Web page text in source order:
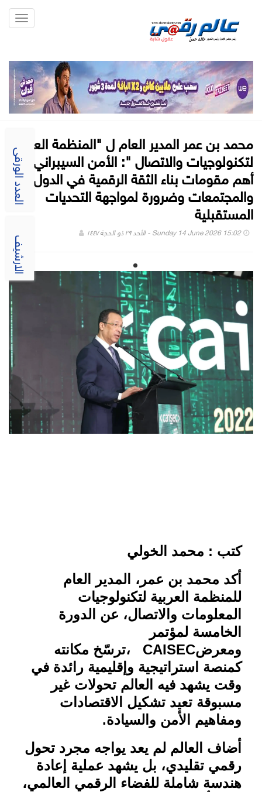
العدد الورقى
الارشيف
محمد بن عمر المدير العام ل "المنظمة العربية
لتكنولوجيات والاتصال ": الأمن السيبراني أحد
أهم مقومات بناء الثقة الرقمية في الدول
والمجتمعات وضرورة لمواجهة التحديات
المستقبلية
Sunday 14 June 2026 15:02 - الأحد ٢٩ ذو الحجة ١٤٤٧
كتب : محمد الخولي
أكد محمد بن عمر، المدير العام
للمنظمة العربية لتكنولوجيات
المعلومات والاتصال، عن الدورة
الخامسة لمؤتمر
ومعرضCAISEC ،ترسّخ مكانته
كمنصة استراتيجية وإقليمية رائدة في
وقت يشهد فيه العالم تحولات غير
مسبوقة تعيد تشكيل الاقتصادات
ومفاهيم الأمن والسيادة.
أضاف العالم لم يعد يواجه مجرد تحول
رقمي تقليدي، بل يشهد عملية إعادة
هندسة شاملة للفضاء الرقمي العالمي،